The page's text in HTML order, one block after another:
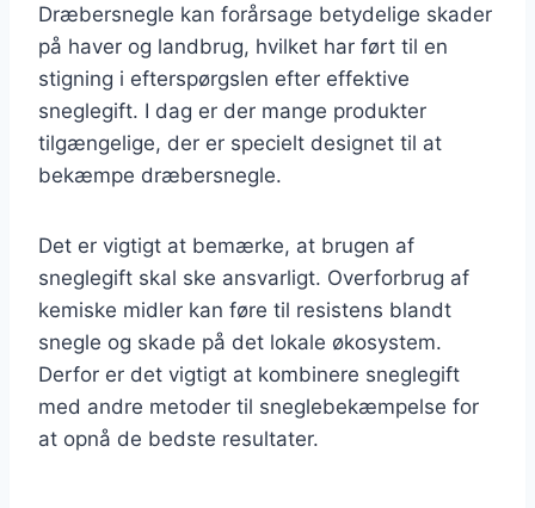
Dræbersnegle kan forårsage betydelige skader
på haver og landbrug, hvilket har ført til en
stigning i efterspørgslen efter effektive
sneglegift. I dag er der mange produkter
tilgængelige, der er specielt designet til at
bekæmpe dræbersnegle.
Det er vigtigt at bemærke, at brugen af
sneglegift skal ske ansvarligt. Overforbrug af
kemiske midler kan føre til resistens blandt
snegle og skade på det lokale økosystem.
Derfor er det vigtigt at kombinere sneglegift
med andre metoder til sneglebekæmpelse for
at opnå de bedste resultater.